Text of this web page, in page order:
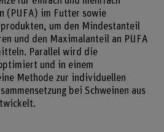
(PUFA) im Futter sowie
um den Mindestanteil
und den Maximalanteil an PUFA
Parallel wird die
und in einem
Methode zur individuellen
bei Schweinen aus